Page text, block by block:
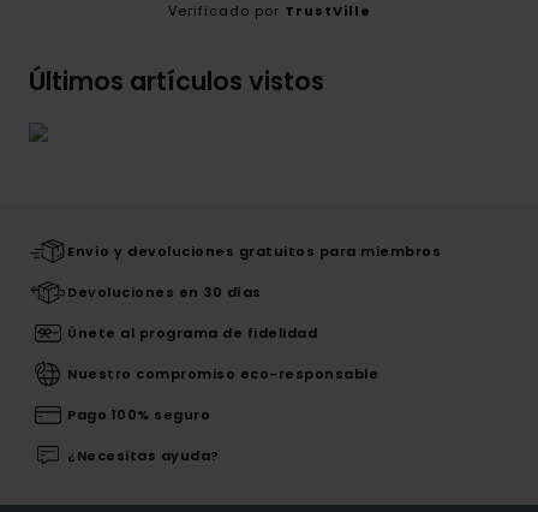
Verificado por TrustVille
Últimos artículos vistos
Envío y devoluciones gratuitos para miembros
Devoluciones en 30 días
Únete al programa de fidelidad
Nuestro compromiso eco-responsable
Pago 100% seguro
¿Necesitas ayuda?